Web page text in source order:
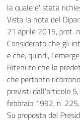
la quale e' stata
Vista la nota del
21 aprile 2015, prot.
Considerato che gli
e che, quindi,
Ritenuto che la
che pertanto
previsti dall'articolo
febbraio 1992, n.
Su proposta del